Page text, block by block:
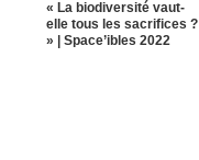
« La biodiversité vaut-
elle tous les sacrifices ?
» | Space’ibles 2022